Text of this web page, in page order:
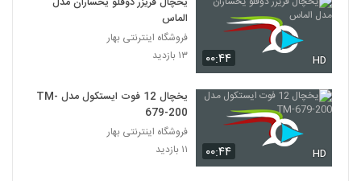
۰۰:۴۴ HD
الماس
فروشگاه اینترنتی بهار
۱۳ بازدید
۰۰:۴۴ HD
یخچال 12 فوت ایستکول مدل TM-
679-200
فروشگاه اینترنتی بهار
۱۱ بازدید